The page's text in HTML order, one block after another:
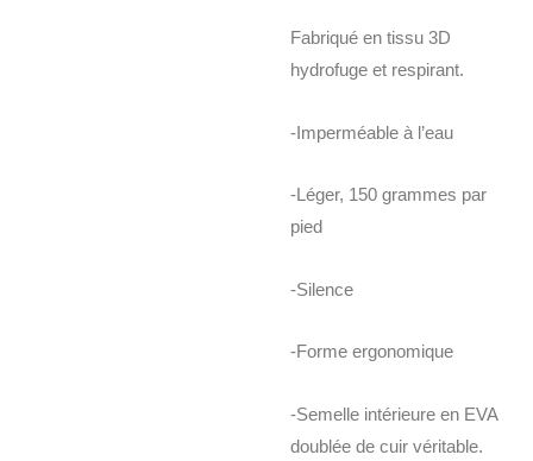
Fabriqué en tissu 3D
hydrofuge et respirant.
-Imperméable à l’eau
-Léger, 150 grammes par
pied
-Silence
-Forme ergonomique
-Semelle intérieure en EVA
doublée de cuir véritable.